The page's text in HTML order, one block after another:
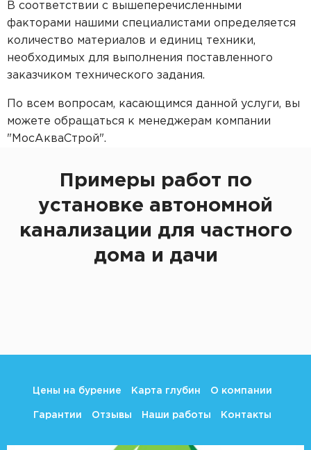
В соответствии с вышеперечисленными
факторами нашими специалистами определяется
количество материалов и единиц техники,
необходимых для выполнения поставленного
заказчиком технического задания.
По всем вопросам, касающимся данной услуги, вы
можете обращаться к менеджерам компании
"МосАкваСтрой".
Примеры работ по
установке автономной
канализации для частного
дома и дачи
Цены на бурение Карта глубин О компании
Гарантии Отзывы Наши работы Контакты